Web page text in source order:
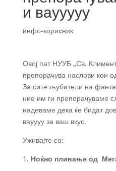
и ваууууу
инфо-корисник
Овој пат НУУБ „Св.
препорачува наслови кои
За сите љубители на
ние им ги препорачуваме
надеваме дека ќе бидат
вауууу за ваш вкус.
Уживајте со:
1. Ноќно пливање од